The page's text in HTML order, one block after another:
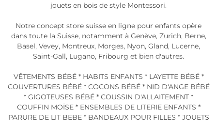
jouets en bois de style Montessori.
Notre concept store suisse en ligne pour enfants opère
dans toute la Suisse, notamment à Genève, Zurich, Berne,
Basel, Vevey, Montreux, Morges, Nyon, Gland, Lucerne,
Saint-Gall, Lugano, Fribourg et bien d'autres.
VÊTEMENTS BÉBÉ * HABITS ENFANTS * LAYETTE BÉBÉ *
COUVERTURES BÉBÉ * COCONS BÉBÉ * NID D'ANGE BÉBÉ
* GIGOTEUSES BÉBÉ * COUSSIN D'ALLAITEMENT *
COUFFIN MOÏSE * ENSEMBLES DE LITERIE ENFANTS *
PARURE DE LIT BEBE * BANDEAUX POUR FILLES * JOUETS